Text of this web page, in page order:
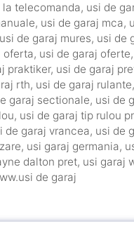
la telecomanda, usi de
, usi de garaj mca,
usi de garaj mures, usi de
oferta, usi de garaj oferte,
praktiker, usi de garaj
rth, usi de garaj rulante,
garaj sectionale, usi de
, usi de garaj tip rulou
de garaj vrancea, usi de
, usi garaj germania,
dalton pret, usi garaj
de garaj